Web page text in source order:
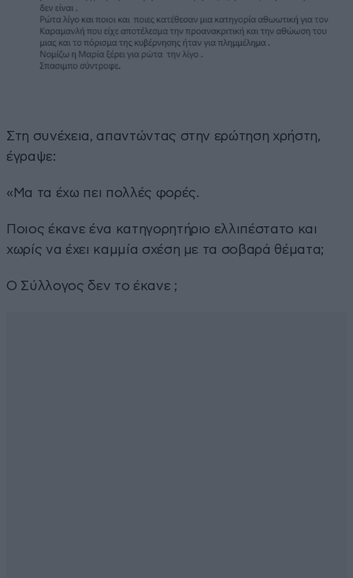
Στη συνέχεια, απαντώντας στην ερώτηση χρήστη,
έγραψε:
«Μα τα έχω πει πολλές φορές.
Ποιος έκανε ένα κατηγορητήριο ελλιπέστατο και
χωρίς να έχει καμμία σχέση με τα σοβαρά θέματα;
Ο Σύλλογος δεν το έκανε ;